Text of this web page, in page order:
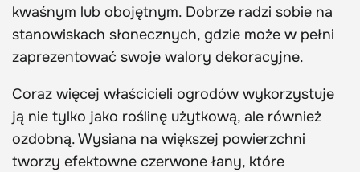
kwaśnym lub obojętnym. Dobrze radzi sobie na
stanowiskach słonecznych, gdzie może w pełni
zaprezentować swoje walory dekoracyjne.
Coraz więcej właścicieli ogrodów wykorzystuje
ją nie tylko jako roślinę użytkową, ale również
ozdobną. Wysiana na większej powierzchni
tworzy efektowne czerwone łany, które